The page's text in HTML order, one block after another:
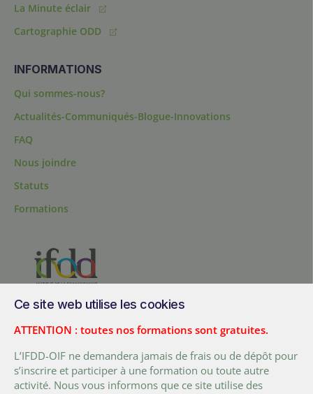
La Minute éclair
Cartographie ODD
INFORMATIONS
Qui sommes-nous?
Actualités-Communiqués-Blogue-Innovations
FAQ
Nous joindre
Statuts
Formations
Canada
Tél. :+ (1) 418 692 5727
Fax :+ (1) 418 692 5644
Ce site web utilise les cookies
ATTENTION : toutes nos formations sont gratuites.
L’IFDD-OIF ne demandera jamais de frais ou de dépôt pour
s’inscrire et participer à une formation ou toute autre
activité. Nous vous informons que ce site utilise des